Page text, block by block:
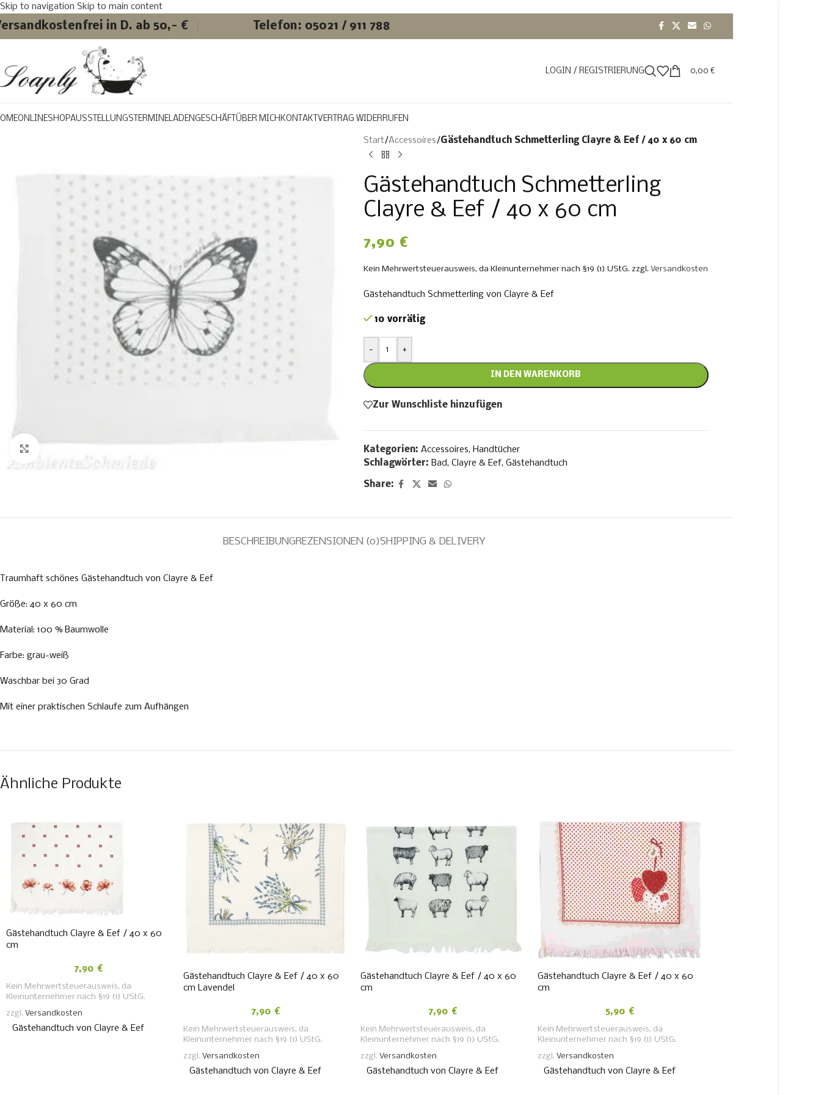
Skip to navigation Skip to main content
in D. ab 50,- € Telefon: 05021 / 911 788
LOGIN / REGISTRIERUNG 0,00 €
ONLINESHOPAUSSTELLUNGSTERMINELADENGESCHÄFT ÜBER MICH KONTAKT VERTRAG WIDERRUFEN
Start/Accessoires/Gästehandtuch Schmetterling Clayre & Eef / 40 x 60 cm
Gästehandtuch Schmetterling
Clayre & Eef / 40 x 60 cm
7,90 €
Kein Mehrwertsteuerausweis, da Kleinunternehmer nach §19 (1) UStG. zzgl. Versandkosten
Gästehandtuch Schmetterling von Clayre & Eef
10 vorrätig
- +
IN DEN WARENKORB
Zur Wunschliste hinzufügen
Kategorien: Accessoires, Handtücher
Schlagwörter: Bad, Clayre & Eef, Gästehandtuch
Share:
BESCHREIBUNGREZENSIONEN (0)SHIPPING & DELIVERY
Traumhaft schönes Gästehandtuch von Clayre & Eef
Größe: 40 x 60 cm
Material: 100 % Baumwolle
Farbe: grau-weiß
Waschbar bei 30 Grad
Mit einer praktischen Schlaufe zum Aufhängen
Ähnliche Produkte
Gästehandtuch Clayre & Eef / 40 x 60
cm
7,90 €
Kein Mehrwertsteuerausweis, da
Kleinunternehmer nach §19 (1) UStG.
zzgl. Versandkosten
Gästehandtuch von Clayre & Eef
Gästehandtuch Clayre & Eef / 40 x 60
cm Lavendel
7,90 €
Kein Mehrwertsteuerausweis, da
Kleinunternehmer nach §19 (1) UStG.
zzgl. Versandkosten
Gästehandtuch von Clayre & Eef
Gästehandtuch Clayre & Eef / 40 x 60
cm
7,90 €
Kein Mehrwertsteuerausweis, da
Kleinunternehmer nach §19 (1) UStG.
zzgl. Versandkosten
Gästehandtuch von Clayre & Eef
Gästehandtuch Clayre & Eef / 40 x 60
cm
5,90 €
Kein Mehrwertsteuerausweis, da
Kleinunternehmer nach §19 (1) UStG.
zzgl. Versandkosten
Gästehandtuch von Clayre & Eef